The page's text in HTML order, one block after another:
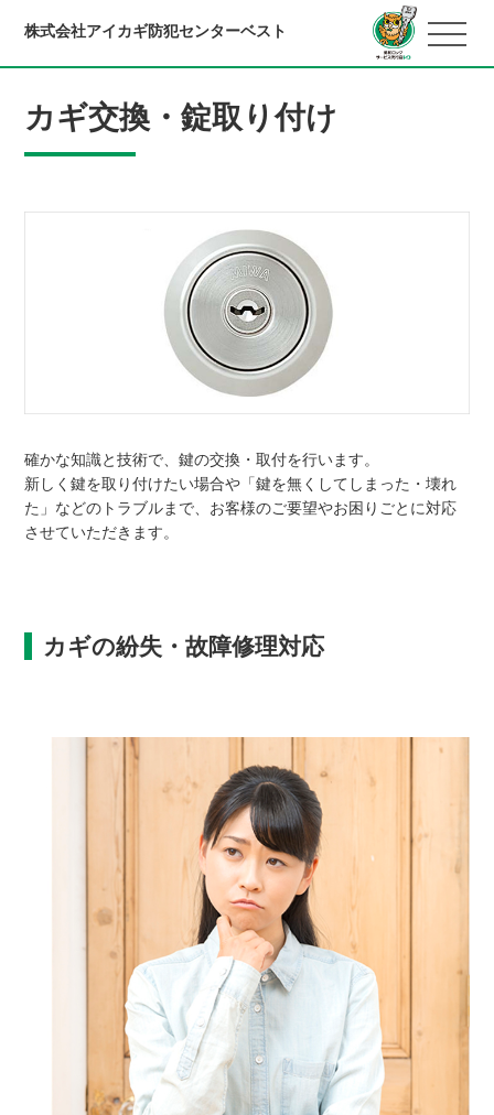
株式会社アイカギ防犯センターベスト
カギ交換・錠取り付け
確かな知識と技術で、鍵の交換・取付を行います。
新しく鍵を取り付けたい場合や「鍵を無くしてしまった・壊れ
た」などのトラブルまで、お客様のご要望やお困りごとに対応
させていただきます。
カギの紛失・故障修理対応